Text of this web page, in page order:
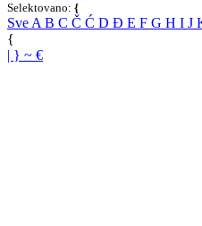
Selektovano: {
Sve A B C Č Ć D Đ E F G H I J
{
| } ~ €